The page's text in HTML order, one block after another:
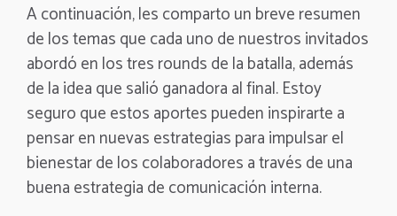
A continuación, les comparto un breve resumen
de los temas que cada uno de nuestros invitados
abordó en los tres rounds de la batalla, además
de la idea que salió ganadora al final. Estoy
seguro que estos aportes pueden inspirarte a
pensar en nuevas estrategias para impulsar el
bienestar de los colaboradores a través de una
buena estrategia de comunicación interna.